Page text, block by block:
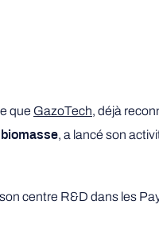
que GazoTech, déjà
, a lancé son
centre R&D dans les